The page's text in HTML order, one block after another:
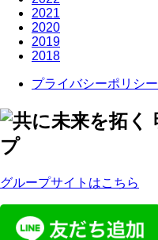
2021
2020
2019
2018
プライバシーポリシー
グループサイトはこちら